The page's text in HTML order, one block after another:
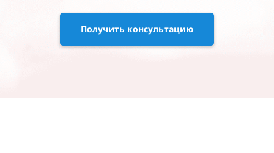
Получить консультацию